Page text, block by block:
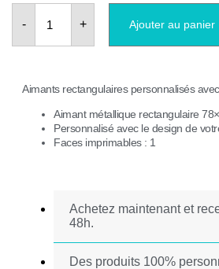
-
quantité
Aimants
de
métal
rectangulaires
personnalisés
+ Ajouter au panier
Aimants rectangulaires personnalisés
Aimant métallique rectangulaire
Personnalisé avec le design de
Faces imprimables : 1
Achetez maintenant et
48h.
Des produits 100%